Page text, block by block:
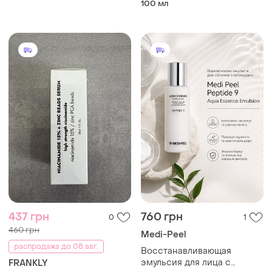
100 мл
437 грн 0
460 грн
распродажа до 08 авг.
FRANKLY
760 грн 1
Medi-Peel
Восстанавливающая
эмульсия для лица с